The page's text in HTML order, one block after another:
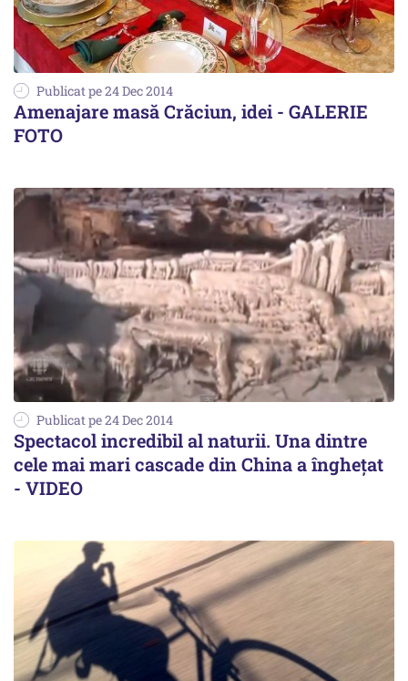
Publicat pe 24 Dec 2014
Amenajare masă Crăciun, idei - GALERIE
FOTO
Publicat pe 24 Dec 2014
Spectacol incredibil al naturii. Una dintre
cele mai mari cascade din China a înghețat
- VIDEO